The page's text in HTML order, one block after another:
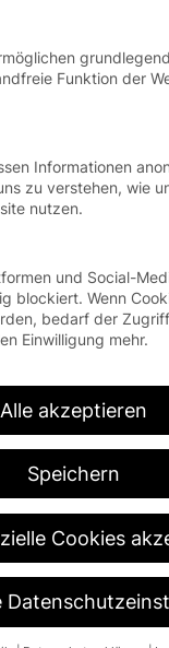
für
und
und
Lösung. Der
seine
ist
Er schützt und
Mit
er eine
Anfahrschutz zu
Funktion der
Informationen
zu verstehen, wie
nutzen.
und Social-
blockiert. Wenn
bedarf der
Einwilligung mehr.
Alle akzeptieren
Speichern
Cookies